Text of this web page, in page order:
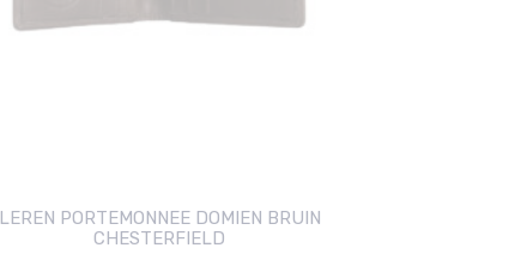
LEREN PORTEMONNEE DOMIEN BRUIN
CHESTERFIELD